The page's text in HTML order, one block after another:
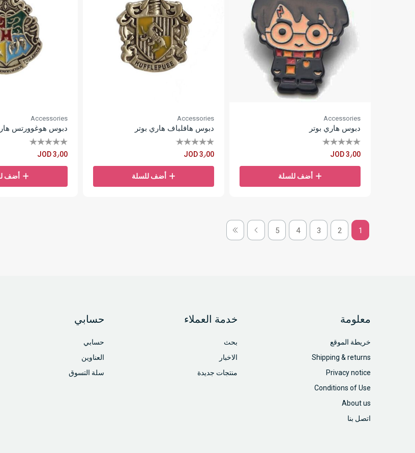
Accessories
دبوس هاري بوتر
JOD 3٫00
أضف للسلة
Accessories
دبوس هافلباف هاري بوتر
JOD 3٫00
أضف للسلة
Accessories
دبوس هوغوورتس
JOD 3٫00
أضف
1
2
3
4
5
معلومة
خريطة الموقع
Shipping & returns
Privacy notice
Conditions of Use
About us
اتصل بنا
خدمة العملاء
بحث
الاخبار
منتجات جديدة
حسابي
حسابي
العناوين
سلة التسوق